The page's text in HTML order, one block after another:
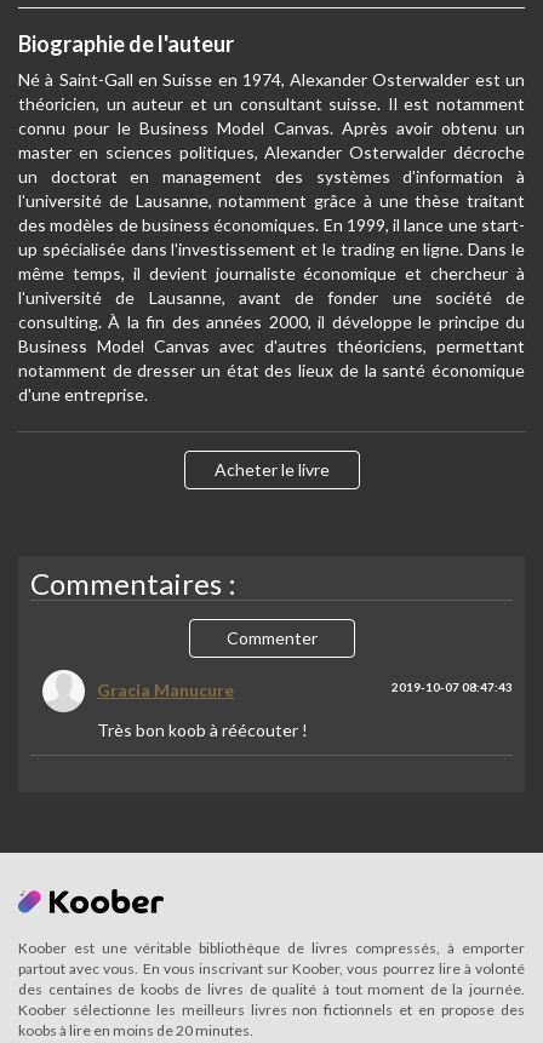
Biographie de l'auteur
Né à Saint-Gall en Suisse en 1974, Alexander Osterwalder est un
théoricien, un auteur et un consultant suisse. Il est notamment
connu pour le Business Model Canvas. Après avoir obtenu un
master en sciences politiques, Alexander Osterwalder décroche
un doctorat en management des systèmes d'information à
l'université de Lausanne, notamment grâce à une thèse traitant
des modèles de business économiques. En 1999, il lance une start-
up spécialisée dans l'investissement et le trading en ligne. Dans le
même temps, il devient journaliste économique et chercheur à
l'université de Lausanne, avant de fonder une société de
consulting. À la fin des années 2000, il développe le principe du
Business Model Canvas avec d'autres théoriciens, permettant
notamment de dresser un état des lieux de la santé économique
d'une entreprise.
Acheter le livre
Commentaires :
Commenter
Gracia Manucure 2019-10-07 08:47:43
Très bon koob à réécouter !
Koober est une véritable bibliothèque de livres compressés, à emporter
partout avec vous. En vous inscrivant sur Koober, vous pourrez lire à volonté
des centaines de koobs de livres de qualité à tout moment de la journée.
Koober sélectionne les meilleurs livres non fictionnels et en propose des
koobs à lire en moins de 20 minutes.